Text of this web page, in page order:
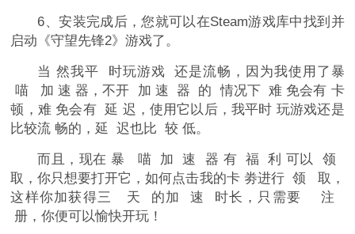
6、安装完成后，您就可以在Steam游戏库中找到并
启动《守望先锋2》游戏了。
当 然我平 时玩游戏 还是流畅，因为我使用了暴
喵 加 速 器，不开 加 速 器 的 情况下 难 免会有 卡
顿，难 免会有 延 迟，使用它以后，我平时 玩游戏还是
比较流 畅的，延 迟也比 较 低。
而且，现在 暴 喵 加 速 器 有 福 利 可以 领
取，你只想要打开它，如何点击我的卡 劵进行 领 取，
这样你加获得三 天 的加 速 时长，只需要 注
册，你便可以愉快开玩！